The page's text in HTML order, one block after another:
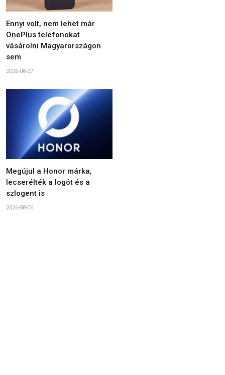
Ennyi volt, nem lehet már
OnePlus telefonokat
vásárolni Magyarországon
sem
2026-08-07
Megújul a Honor márka,
lecserélték a logót és a
szlogent is
2026-08-06